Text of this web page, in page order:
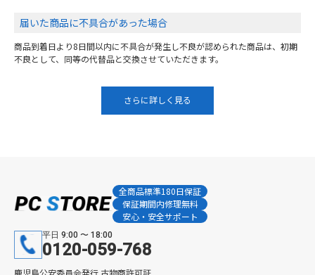
届いた商品に不具合があった場合
商品到着日より8日間以内に不具合が発生し不良が認められた商品は、初期
不良として、同等の代替品と交換させていただきます。
さらに詳しく見る
全商品標準180日保証
保証期間内修理無料
安心・安全サポート
平日 9:00 〜 18:00
0120-059-768
鹿児島公安委員会発行 古物商許可証